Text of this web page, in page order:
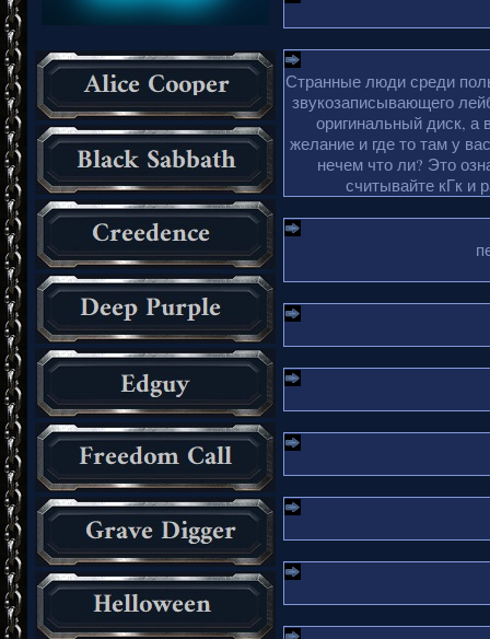
Странные люди среди
звукозаписывающего
оригинальный диск, а
желание и где то там у
нечем что ли? Это
считывайте кГк и